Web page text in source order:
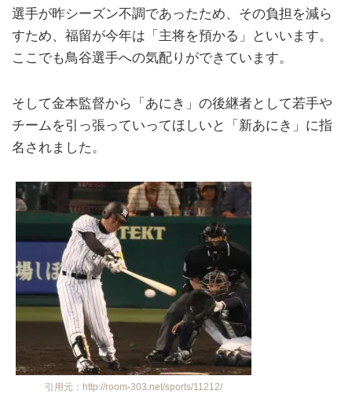
選手が昨シーズン不調であったため、その負担を減ら
すため、福留が今年は「主将を預かる」といいます。
ここでも鳥谷選手への気配りができています。
そして金本監督から「あにき」の後継者として若手や
チームを引っ張っていってほしいと「新あにき」に指
名されました。
引用元：http://room-303.net/sports/11212/